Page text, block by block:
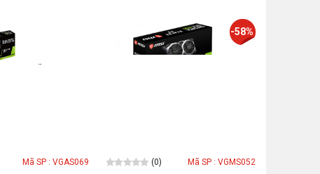
Mã SP : VGAS069
-58%
(0) Mã SP : VGMS052